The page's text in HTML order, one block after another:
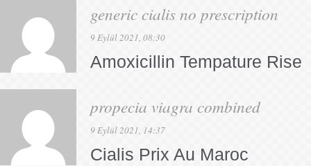
generic cialis no prescription
9 Eylül 2021, 08:30
Amoxicillin Tempature Rise
propecia viagra combined
9 Eylül 2021, 14:37
Cialis Prix Au Maroc